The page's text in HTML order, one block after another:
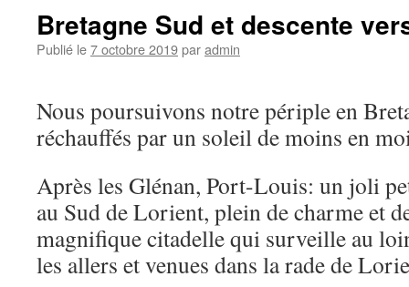
Bretagne Sud et descente
Publié le7 octobre 2019paradmin
Nous poursuivons notre périple en
réchauffés par un soleil de moins en
Après les Glénan, Port-Louis: un joli
au Sud de Lorient, plein de charme et
magnifique citadelle qui surveille au
les allers et venues dans la rade de